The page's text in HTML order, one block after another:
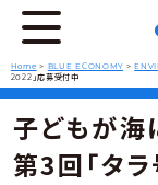
Home > BLUE ECONOMY >
2022」応募受付中
子どもが海
第3回「タ